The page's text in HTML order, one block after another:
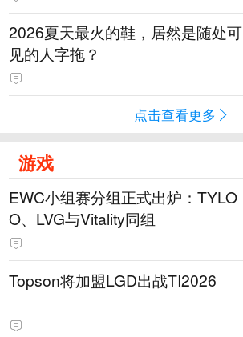
2026夏天最火的鞋，居然是随处可
见的人字拖？
点击查看更多
游戏
EWC小组赛分组正式出炉：TYLO
O、LVG与Vitality同组
Topson将加盟LGD出战TI2026